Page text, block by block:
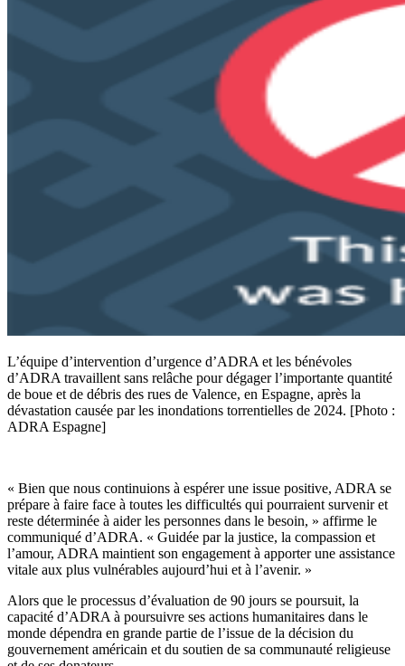
L’équipe d’intervention d’urgence d’ADRA et les bénévoles
d’ADRA travaillent sans relâche pour dégager l’importante quantité
de boue et de débris des rues de Valence, en Espagne, après la
dévastation causée par les inondations torrentielles de 2024. [Photo :
ADRA Espagne]
« Bien que nous continuions à espérer une issue positive, ADRA se
prépare à faire face à toutes les difficultés qui pourraient survenir et
reste déterminée à aider les personnes dans le besoin, » affirme le
communiqué d’ADRA. « Guidée par la justice, la compassion et
l’amour, ADRA maintient son engagement à apporter une assistance
vitale aux plus vulnérables aujourd’hui et à l’avenir. »
Alors que le processus d’évaluation de 90 jours se poursuit, la
capacité d’ADRA à poursuivre ses actions humanitaires dans le
monde dépendra en grande partie de l’issue de la décision du
gouvernement américain et du soutien de sa communauté religieuse